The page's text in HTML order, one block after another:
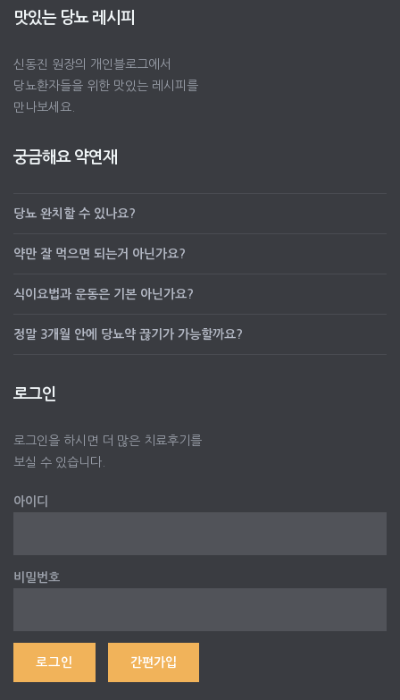
맛있는 당뇨 레시피
신동진 원장의 개인블로그에서
당뇨환자들을 위한 맛있는 레시피를
만나보세요.
궁금해요 약연재
당뇨 완치할 수 있나요?
약만 잘 먹으면 되는거 아닌가요?
식이요법과 운동은 기본 아닌가요?
정말 3개월 안에 당뇨약 끊기가 가능할까요?
로그인
로그인을 하시면 더 많은 치료후기를
보실 수 있습니다.
아이디
비밀번호
간편가입